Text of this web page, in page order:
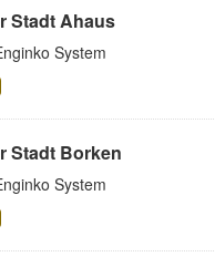
Stadt Ahaus
System
Stadt Borken
System